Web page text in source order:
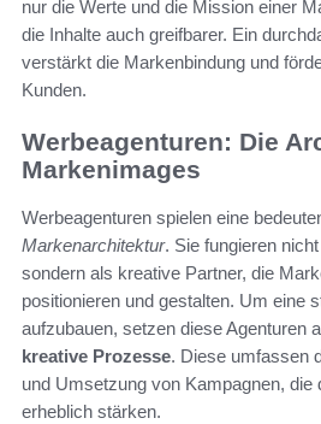
nur die Werte und die Mission einer
die Inhalte auch greifbarer. Ein
verstärkt die Markenbindung und
Kunden.
Werbeagenturen: Die
Markenimages
Werbeagenturen spielen eine
Markenarchitektur. Sie fungieren
sondern als kreative Partner, die
positionieren und gestalten. Um eine
aufzubauen, setzen diese Agenturen
kreative Prozesse. Diese umfassen
und Umsetzung von Kampagnen, die
erheblich stärken.